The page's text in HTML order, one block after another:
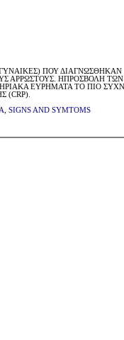
ΓΥΝΑΙΚΕΣ) ΠΟΥ
ΗΠΡΟΣΒΟΛΗ
ΕΥΡΗΜΑΤΑ ΤΟ ΠΙΟ
(CRP).
SIGNS AND SYMTOMS